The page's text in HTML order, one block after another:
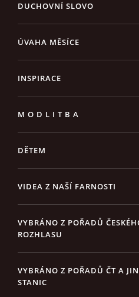
DUCHOVNÍ SLOVO
ÚVAHA MĚSÍCE
INSPIRACE
M O D L I T B A
DĚTEM
VIDEA Z NAŠÍ FARNOSTI
VYBRÁNO Z POŘADŮ
ROZHLASU
VYBRÁNO Z POŘADŮ ČT A
STANIC